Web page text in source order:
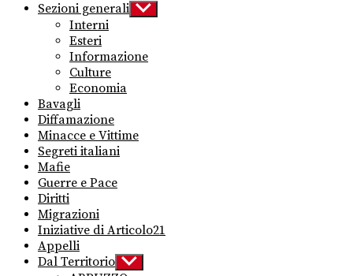
Sezioni generali Show
sub
Interni
Esteri
Informazione
Culture
Economia
Bavagli
Diffamazione
Minacce e Vittime
Segreti italiani
Mafie
Guerre e Pace
Diritti
Migrazioni
Iniziative di Articolo21
Appelli
Dal Territorio Show
sub